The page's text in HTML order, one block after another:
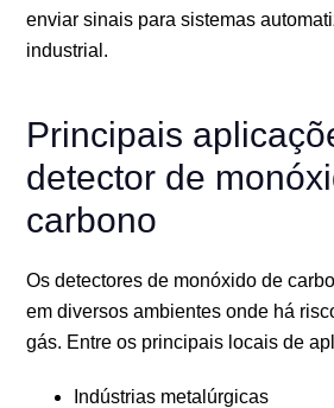
enviar sinais para sistemas
industrial.
Principais
detector de
carbono
Os detectores de monóxido de
em diversos ambientes onde há
gás. Entre os principais locais de
Indústrias metalúrgicas